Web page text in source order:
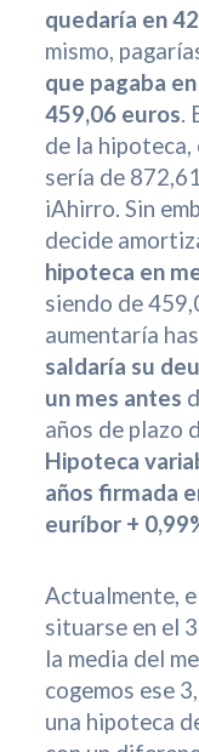
quedaría en
mismo,
que pagaba
459,06 euros.
de la
sería de
iAhirro. Sin
decide
hipoteca en
siendo de
aumentaría
saldaría su
un mes antes
años de plazo
Hipoteca
años firmada
euríbor +
Actualmente,
situarse en el
la media del
cogemos ese
una hipoteca